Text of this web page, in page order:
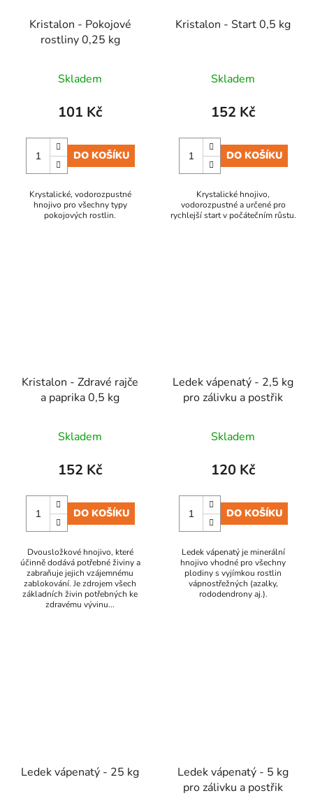
Kristalon - Pokojové
rostliny 0,25 kg
Skladem
101 Kč
DO KOŠÍKU
Krystalické, vodorozpustné
hnojivo pro všechny typy
pokojových rostlin.
Kristalon - Start 0,5 kg
Skladem
152 Kč
DO KOŠÍKU
Krystalické hnojivo,
vodorozpustné a určené pro
rychlejší start v počátečním růstu.
Kristalon - Zdravé rajče
a paprika 0,5 kg
Skladem
152 Kč
DO KOŠÍKU
Dvousložkové hnojivo, které
účinně dodává potřebné živiny a
zabraňuje jejich vzájemnému
zablokování. Je zdrojem všech
základních živin potřebných ke
zdravému vývinu...
Ledek vápenatý - 2,5 kg
pro zálivku a postřik
Skladem
120 Kč
DO KOŠÍKU
Ledek vápenatý je minerální
hnojivo vhodné pro všechny
plodiny s vyjímkou rostlin
vápnostřežných (azalky,
rododendrony aj.).
Ledek vápenatý - 25 kg
Ledek vápenatý - 5 kg
pro zálivku a postřik